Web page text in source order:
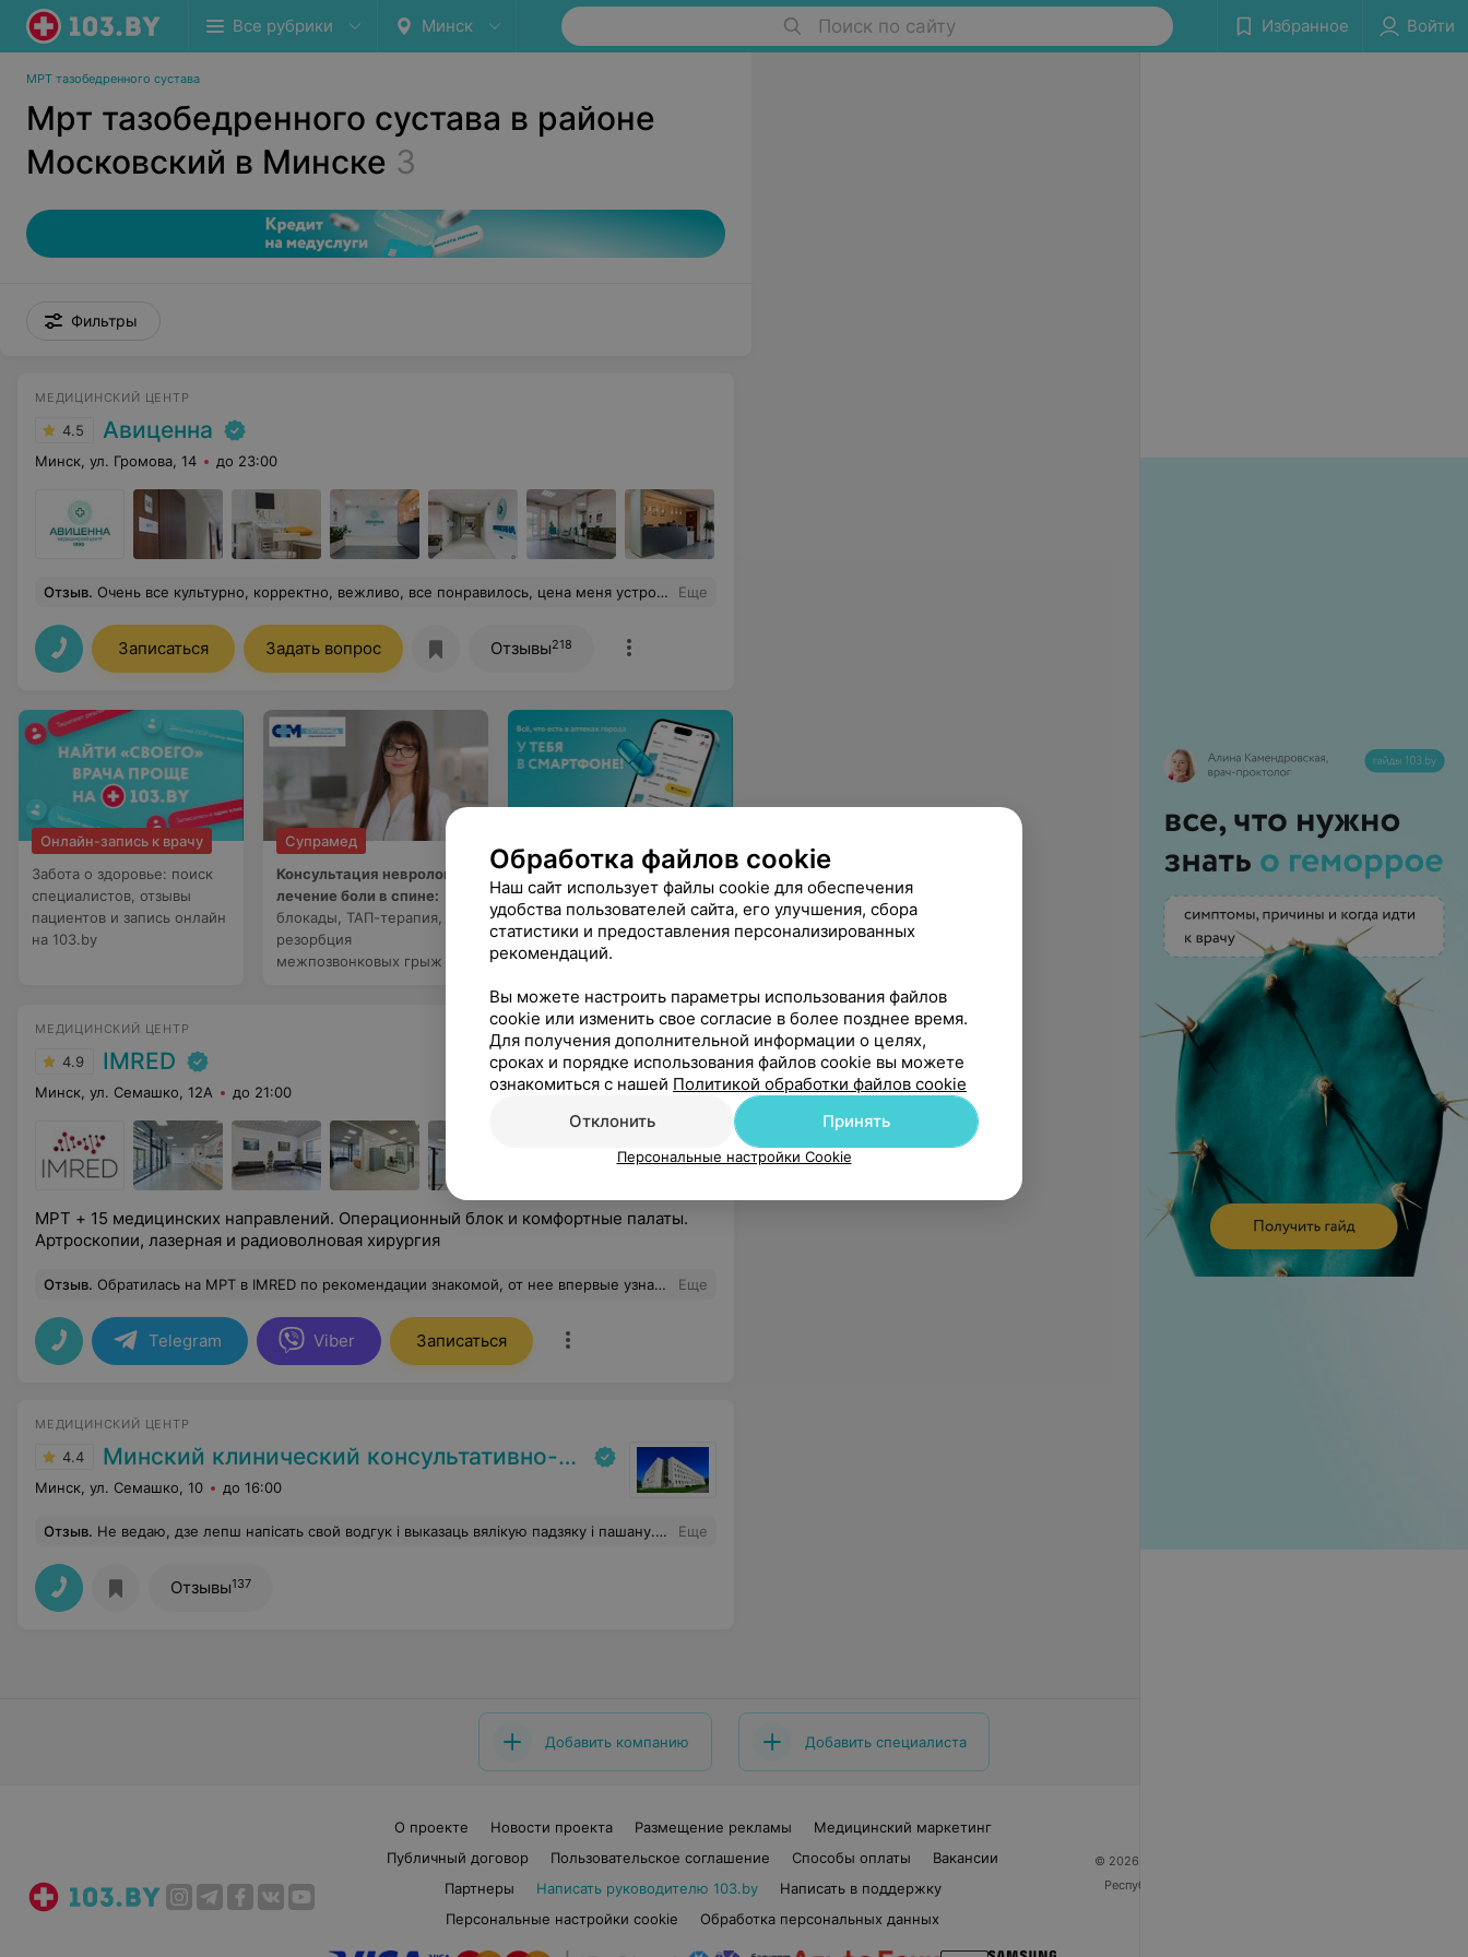
Все рубрики Минск Поиск по сайту Избранное Войти
МРТ тазобедренного сустава
Мрт тазобедренного сустава в районе
Московский в Минске 3
Фильтры
МЕДИЦИНСКИЙ ЦЕНТР
4.5 Авиценна
Минск, ул. Громова, 14 до 23:00
Отзыв. Очень все культурно, корректно, вежливо, все понравилось, цена меня устроила. Удобное расположение к дому. Еще
Записаться Задать вопрос Отзывы218
Онлайн-запись к врачу
Забота о здоровье: поиск
специалистов, отзывы
пациентов и запись онлайн
на 103.by
Супрамед
Консультация невролога и
лечение боли в спине:
блокады, ТАП-терапия,
резорбция
межпозвонковых грыж
Наличие лекарств в
аптеках города,
бронирование и другие
полезные сервисы в вашем
смартфоне
МЕДИЦИНСКИЙ ЦЕНТР
4.9 IMRED
Минск, ул. Семашко, 12А до 21:00
МРТ + 15 медицинских направлений. Операционный блок и комфортные палаты.
Артроскопии, лазерная и радиоволновая хирургия
Отзыв. Обратилась на МРТ в IMRED по рекомендации знакомой, от нее впервые узнала о центре. Сама нахожусь в восторге. Обследовала позвоночник, очень понравилось абсолютно все – девушки на ресепшен, внимание, зона ожидания, потому что переживала и приехала значительно заранее. Описание исследования очень подробное, видно, что врач детально изучила все мои снимки. Спасибо огромное Имреду и Татьяне Валерьевне Ильиной за высокий уровень диагностики и сервиса, вы пример для многих медицинских центров! Еще
Telegram Viber Записаться
МЕДИЦИНСКИЙ ЦЕНТР
4.4 Минский клинический консультативно-диагностический центр
Минск, ул. Семашко, 10 до 16:00
Отзыв. Не ведаю, дзе лепш напiсать свой водгук i выказаць вялiкую падзяку i пашану. (Напiшу дзе знайду месца для гэтага) Я вельмi ўраджаны такiмi ўважлiвымi лекарамi (дыягностамi), якiя мне рабiлi ФГДС 30 студзеня 2023 года. Шчэрбань Т.Б. i Глушко Ж.Л. Са сваёй хваробай мне даволi часта прыходзiцца рабiць гэтую не вельмi прыемную працэдуру, але вышэй пазначаныя спецыялiсты зрабiлi мне яе лепш за ўсе мае выпадкi калi я яе рабiў. Я вельмi ўдзячны гэтым спецыялiстам за iх прафессiяналiзм, за добрыя адносiны да пацыента, за тое, што добра i зразумела палумачылi мне, што са мной робiцца. Дзякуй, даражэнькiя, што не ачарсьцьвелi да простых людзей у вашых, даволi не простых умовах. Таксама ўдзячны адмiнiстрацыi, за тое што Захоўвае такiх каштоўных спеыялiстаў. Шкада, што нельга паставiць больш за 5 зорачак. Еще
Отзывы137
Добавить компанию Добавить специалиста
О проекте Новости проекта Размещение рекламы
Медицинский маркетинг
Публичный договор
Пользовательское соглашение Способы оплаты
Вакансии
Партнеры
Написать руководителю 103.by
Написать в поддержку
Персональные настройки cookie
Обработка персональных данных
© 2026 ООО «Артокс Лаб», УНП 191700409
Республика Беларусь, г. Минск, улица Толбухина, 2,
Обработка файлов cookie
Наш сайт использует файлы cookie для обеспечения
удобства пользователей сайта, его улучшения, сбора
статистики и предоставления персонализированных
рекомендаций.
Вы можете настроить параметры использования файлов
cookie или изменить свое согласие в более позднее время.
Для получения дополнительной информации о целях,
сроках и порядке использования файлов cookie вы можете
ознакомиться с нашей Политикой обработки файлов cookie
Отклонить
Принять
Персональные настройки Cookie